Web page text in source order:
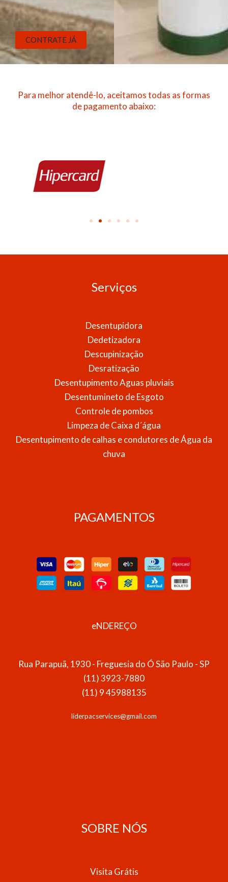
CONTRATE JÁ
Para melhor atendê-lo, aceitamos todas as formas
de pagamento abaixo:
Serviços
Desentupidora
Dedetizadora
Descupinização
Desratização
Desentupimento Aguas pluviais
Desentumineto de Esgoto
Controle de pombos
Limpeza de Caixa d´água
Desentupimento de calhas e condutores de Água da
chuva
PAGAMENTOS
eNDEREÇO
Rua Parapuã, 1930 - Freguesia do Ó São Paulo - SP
(11) 3923-7880
(11) 9 45988135
liderpacservices@gmail.com
SOBRE NÓS
Visita Grátis